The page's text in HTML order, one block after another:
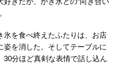
氷を食べ終えたふたりは、お店
を消した。そしてテーブルに
30分ほど真剣な表情で話し込ん